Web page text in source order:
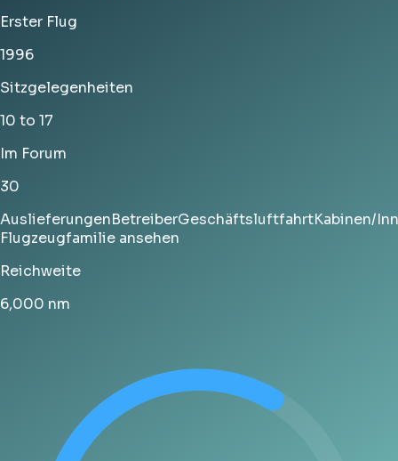
Erster Flug
1996
Sitzgelegenheiten
10 to 17
Im Forum
30
AuslieferungenBetreiberGeschäftsluftfahrtKabinen/
Flugzeugfamilie ansehen
Reichweite
6,000 nm